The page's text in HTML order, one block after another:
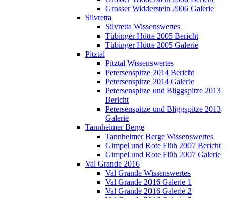
Grosser Widderstein 2006 Galerie
Silvretta
Silvretta Wissenswertes
Tübinger Hütte 2005 Bericht
Tübinger Hütte 2005 Galerie
Pitztal
Pitztal Wissenswertes
Petersenspitze 2014 Bericht
Petersenspitze 2014 Galerie
Petersenspitze und Bliggspitze 2013
Bericht
Petersenspitze und Bliggspitze 2013
Galerie
Tannheimer Berge
Tannheimer Berge Wissenswertes
Gimpel und Rote Flüh 2007 Bericht
Gimpel und Rote Flüh 2007 Galerie
Val Grande 2016
Val Grande Wissenswertes
Val Grande 2016 Galerie 1
Val Grande 2016 Galerie 2